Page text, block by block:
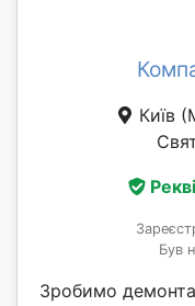
Київ
Був
Зробимо